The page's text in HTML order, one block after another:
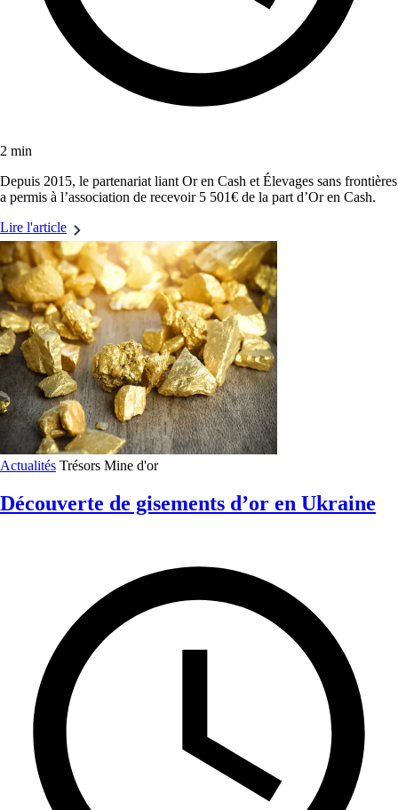
2 min
Depuis 2015, le partenariat liant Or en Cash et Élevages sans frontières
a permis à l’association de recevoir 5 501€ de la part d’Or en Cash.
Lire l'article
Actualités Trésors Mine d'or
Découverte de gisements d’or en Ukraine